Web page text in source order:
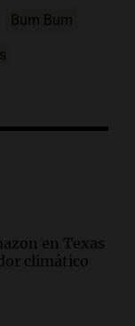
Bum Bum
en Texas
climático